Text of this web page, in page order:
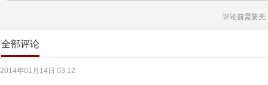
评论前需要先
全部评论
2014年01月14日 03:12